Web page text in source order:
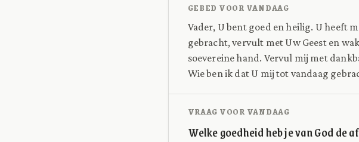
GEBED VOOR VANDAAG
Vader, U bent goed en heilig. U heeft
gebracht, vervult met Uw Geest en
soevereine hand. Vervul mij met
Wie ben ik dat U mij tot vandaag
VRAAG VOOR VANDAAG
Welke goedheid heb je van God de